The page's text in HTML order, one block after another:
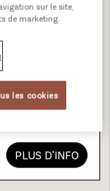
NOUVEAU!
PLUS D'INFO
sur le site,
de marketing.
les cookies